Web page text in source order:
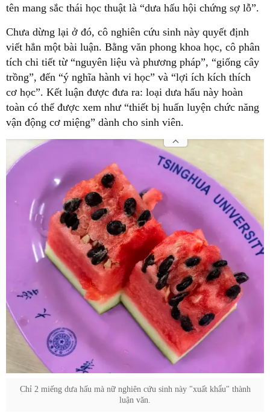
tên mang sắc thái học thuật là “dưa hấu hội chứng sợ lỗ”.
Chưa dừng lại ở đó, cô nghiên cứu sinh này quyết định
viết hẳn một bài luận. Bằng văn phong khoa học, cô phân
tích chi tiết từ “nguyên liệu và phương pháp”, “giống cây
trồng”, đến “ý nghĩa hành vi học” và “lợi ích kích thích
cơ học”. Kết luận được đưa ra: loại dưa hấu này hoàn
toàn có thể được xem như “thiết bị huấn luyện chức năng
vận động cơ miệng” dành cho sinh viên.
Chỉ 2 miếng dưa hấu mà nữ nghiên cứu sinh này "xuất khẩu" thành
luận văn.